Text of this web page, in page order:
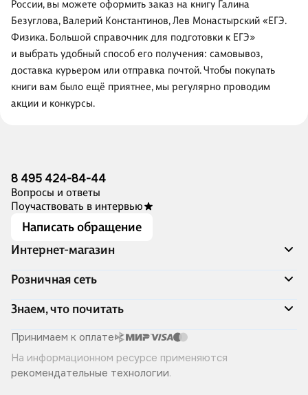
России, вы можете оформить заказ на книгу Галина
Безуглова, Валерий Константинов, Лев Монастырский «ЕГЭ.
Физика. Большой справочник для подготовки к ЕГЭ»
и выбрать удобный способ его получения: самовывоз,
доставка курьером или отправка почтой. Чтобы покупать
книги вам было ещё приятнее, мы регулярно проводим
акции и конкурсы.
8 495 424-84-44
Вопросы и ответы
Поучаствовать в интервью
Написать обращение
Интернет-магазин
Акции
Доставка и оплата
Программа лояльности
Подарочные сертификаты
Правила продажи
Политика конфиденциальности
Розничная сеть
Адреса магазинов
Книжный Дозор
О компании
Читай-город для бизнеса
Хотите у нас работать?
Знаем, что почитать
Скоро в продаже
Лучшие из лучших
Читай-журнал
Принимаем к оплате
На информационном ресурсе применяются
рекомендательные технологии.